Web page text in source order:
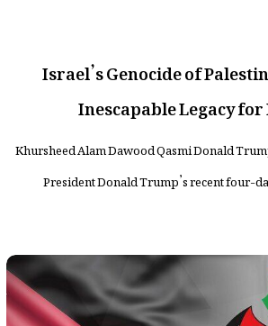
Israel’s Genocide of
Inescapable Legacy
Khursheed Alam Dawood Qasmi Donald
President Donald Trump’s recent four-